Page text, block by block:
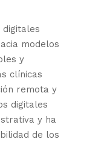
digitales
modelos
y
clínicas
remota y
digitales
y ha
de los